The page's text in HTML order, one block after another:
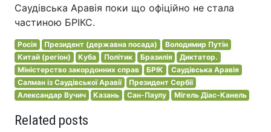
Саудівська Аравія поки що офіційно не стала
частиною БРІКС.
Росія Президент (державна посада)
Володимир Путін
Китай (регіон)
Куба Політик Бразилія
Диктатор.
Міністерство закордонних справ
БРІК
Саудівська Аравія
Салман із Саудівської Аравії
Президент Сербії
Александар Вучич
Казань Сан-Паулу Мігель Діас-Канель
Related posts